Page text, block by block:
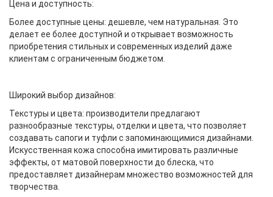
Цена и доступность:
Более доступные цены: дешевле, чем натуральная. Это
делает ее более доступной и открывает возможность
приобретения стильных и современных изделий даже
клиентам с ограниченным бюджетом.
Широкий выбор дизайнов:
Текстуры и цвета: производители предлагают
разнообразные текстуры, отделки и цвета, что позволяет
создавать сапоги и туфли с запоминающимися дизайнами.
Искусственная кожа способна имитировать различные
эффекты, от матовой поверхности до блеска, что
предоставляет дизайнерам множество возможностей для
творчества.